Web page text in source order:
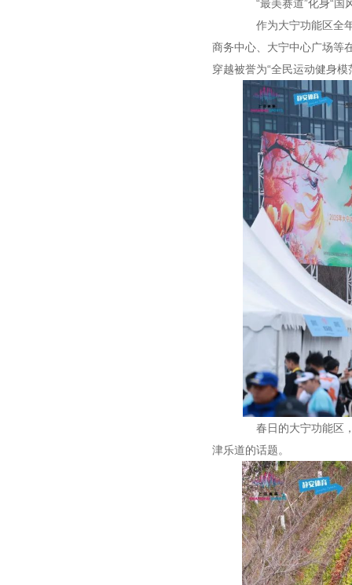
“最美赛道”化身“国
作为大宁功能区全年
商务中心、大宁中心广场等
穿越被誉为“全民运动健身
春日的大宁功能区，
津乐道的话题。